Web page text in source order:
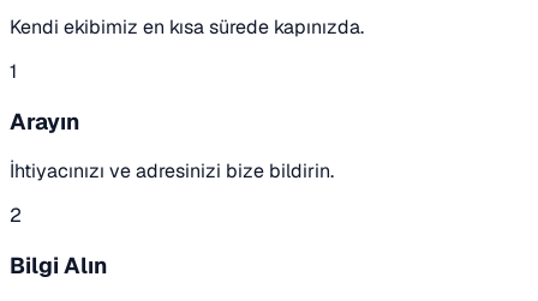
Kendi ekibimiz en kısa sürede kapınızda.
1
Arayın
İhtiyacınızı ve adresinizi bize bildirin.
2
Bilgi Alın